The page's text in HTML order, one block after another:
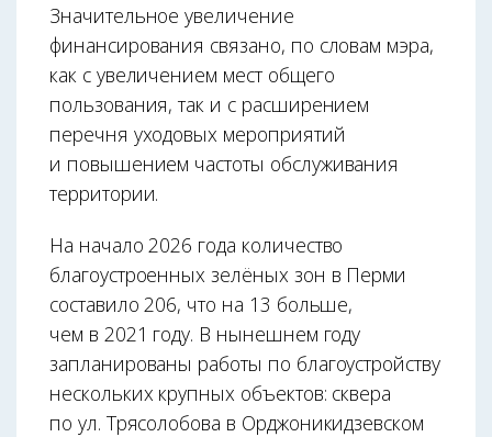
Значительное увеличение
финансирования связано, по словам мэра,
как с увеличением мест общего
пользования, так и с расширением
перечня уходовых мероприятий
и повышением частоты обслуживания
территории.
На начало 2026 года количество
благоустроенных зелёных зон в Перми
составило 206, что на 13 больше,
чем в 2021 году. В нынешнем году
запланированы работы по благоустройству
нескольких крупных объектов: сквера
по ул. Трясолобова в Орджоникидзевском